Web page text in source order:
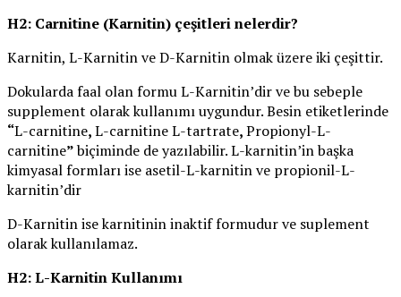
H2: Carnitine (Karnitin) çeşitleri nelerdir?
Karnitin, L-Karnitin ve D-Karnitin olmak üzere iki çeşittir.
Dokularda faal olan formu L-Karnitin’dir ve bu sebeple
supplement olarak kullanımı uygundur. Besin etiketlerinde
“L-carnitine,L-carnitine L-tartrate,Propionyl-L-
carnitine”biçiminde de yazılabilir. L-karnitin’in başka
kimyasal formları ise asetil-L-karnitin ve propionil-L-
karnitin’dir
D-Karnitin ise karnitinin inaktif formudur ve suplement
olarak kullanılamaz.
H2: L-Karnitin Kullanımı